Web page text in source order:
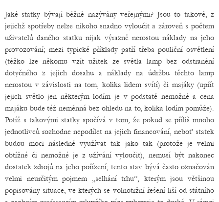
Jaké statky bývají běžně nazývány veřejnými? Jsou to takové, z
jejichž spotřeby nelze nikoho snadno vyloučit a zároveň s počtem
uživatelů daného statku nijak výrazně nerostou náklady na jeho
provozování; mezi typické příklady patří třeba pouliční osvětlení
(těžko lze někomu vzít užitek ze světla lamp bez odstranění
dotyčného z jejich dosahu a náklady na údržbu těchto lamp
nerostou v závislosti na tom, kolika lidem svítí) či majáky (upřít
jejich světlo jen některým lodím je v podstatě nemožné a cena
majáku bude též neměnná bez ohledu na to, kolika lodím pomůže).
Potíž s takovými statky spočívá v tom, že pokud se příliš mnoho
jednotlivců rozhodne nepodílet na jejich financování, neboť statek
budou moci následně využívat tak jako tak (protože je velmi
obtížné či nemožné je z užívání vyloučit), nemusí být nakonec
dostatek zdrojů na jeho pořízení; tento stav bývá často označován
velmi neurčitým pojmem „selhání trhu“, kterým jsou většinou
popisovány situace, ve kterých se volnotržní řešení liší od státního